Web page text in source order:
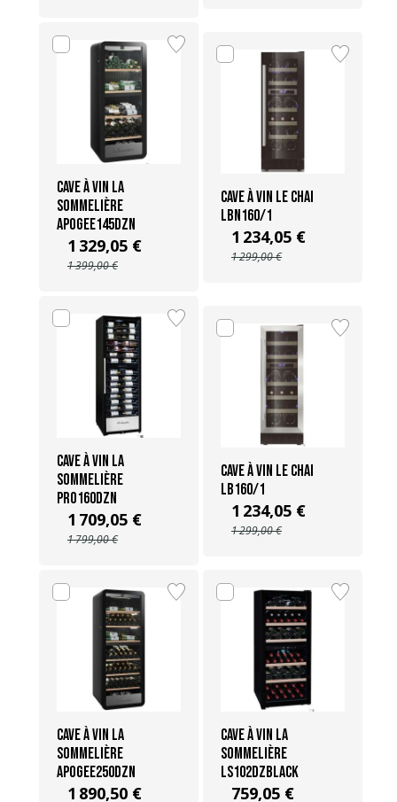
Cave à vin La
Sommelière
APOGEE145DZN
1 329,05 €
1 399,00 €
Cave à vin Le Chai
LBN160/1
1 234,05 €
1 299,00 €
Cave à vin La
Sommelière
PRO160DZN
1 709,05 €
1 799,00 €
Cave à vin Le Chai
LB160/1
1 234,05 €
1 299,00 €
Cave à vin La
Sommelière
APOGEE250DZN
1 890,50 €
Cave à vin La
Sommelière
LS102DZBLACK
759,05 €